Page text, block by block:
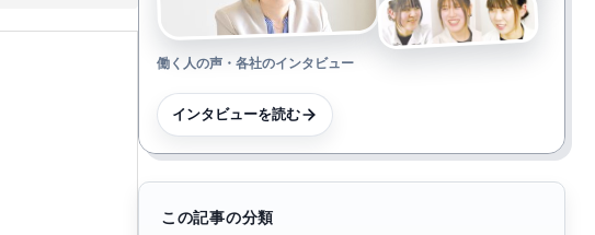
働く人の声・各社のインタビュー
インタビューを読む
この記事の分類